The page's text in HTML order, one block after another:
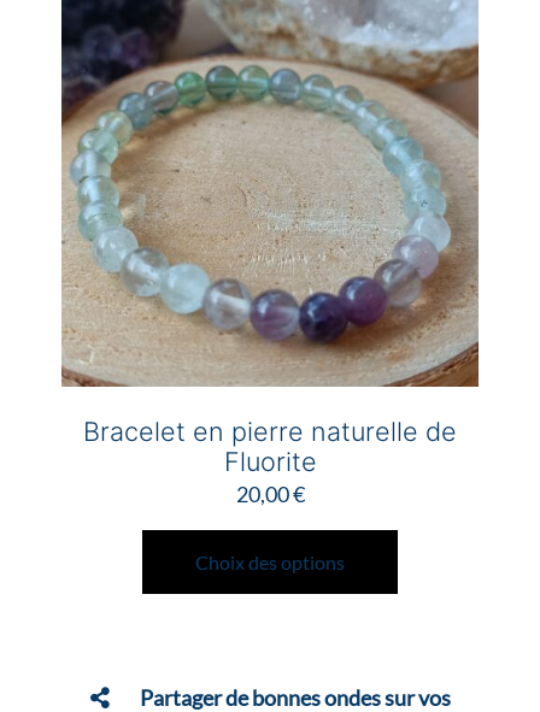
Bracelet en pierre naturelle de
Fluorite
20,00€
Choix des options
Ce
a
Les
Partager de bonnes ondes sur vos